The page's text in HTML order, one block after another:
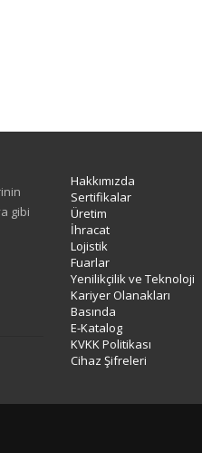
gibi
Hakkımızda
Sertifikalar
Üretim
İhracat
Lojistik
Fuarlar
Yenilikçilik ve Teknoloji
Kariyer Olanakları
Basında
E-Katalog
KVKK Politikası
Cihaz Şifreleri